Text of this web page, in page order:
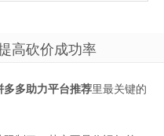
高砍价成功率
多多助力平台推荐里最关键的